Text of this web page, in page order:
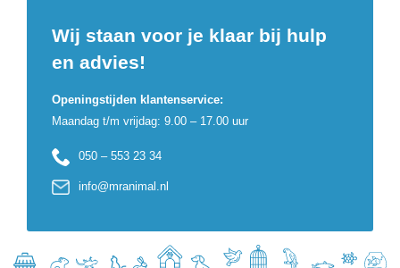
Wij staan voor je klaar bij hulp
en advies!
Openingstijden klantenservice:
Maandag t/m vrijdag: 9.00 – 17.00 uur
050 – 553 23 34
info@mranimal.nl